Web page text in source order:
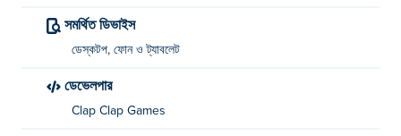
সমর্থিত ডিভাইস
ডেস্কটপ, ফোন ও ট্যাবলেট
ডেভেলপার
Clap Clap Games